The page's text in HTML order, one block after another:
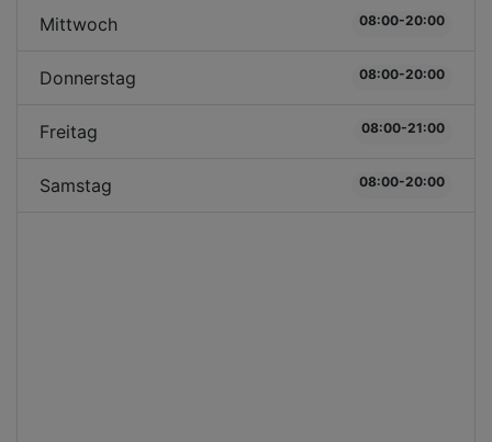
Mittwoch 08:00-20:00
Donnerstag 08:00-20:00
Freitag 08:00-21:00
Samstag 08:00-20:00